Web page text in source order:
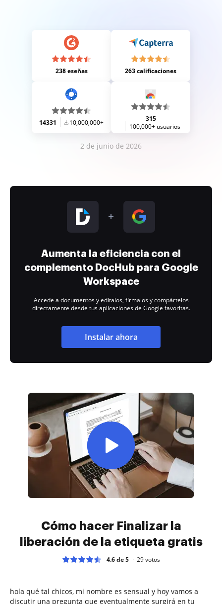
238 eseñas 263 calificaciones
14331 10,000,000+
315
100,000+ usuarios
2 de junio de 2026
Aumenta la eficiencia con el
complemento DocHub para Google
Workspace
Accede a documentos y edítalos, fírmalos y compártelos
directamente desde tus aplicaciones de Google favoritas.
Instalar ahora
Cómo hacer Finalizar la
liberación de la etiqueta gratis
4.6 de 5 29votos
hola qué tal chicos, mi nombre es sensual y hoy vamos a
discutir una pregunta que eventualmente surgirá en tu